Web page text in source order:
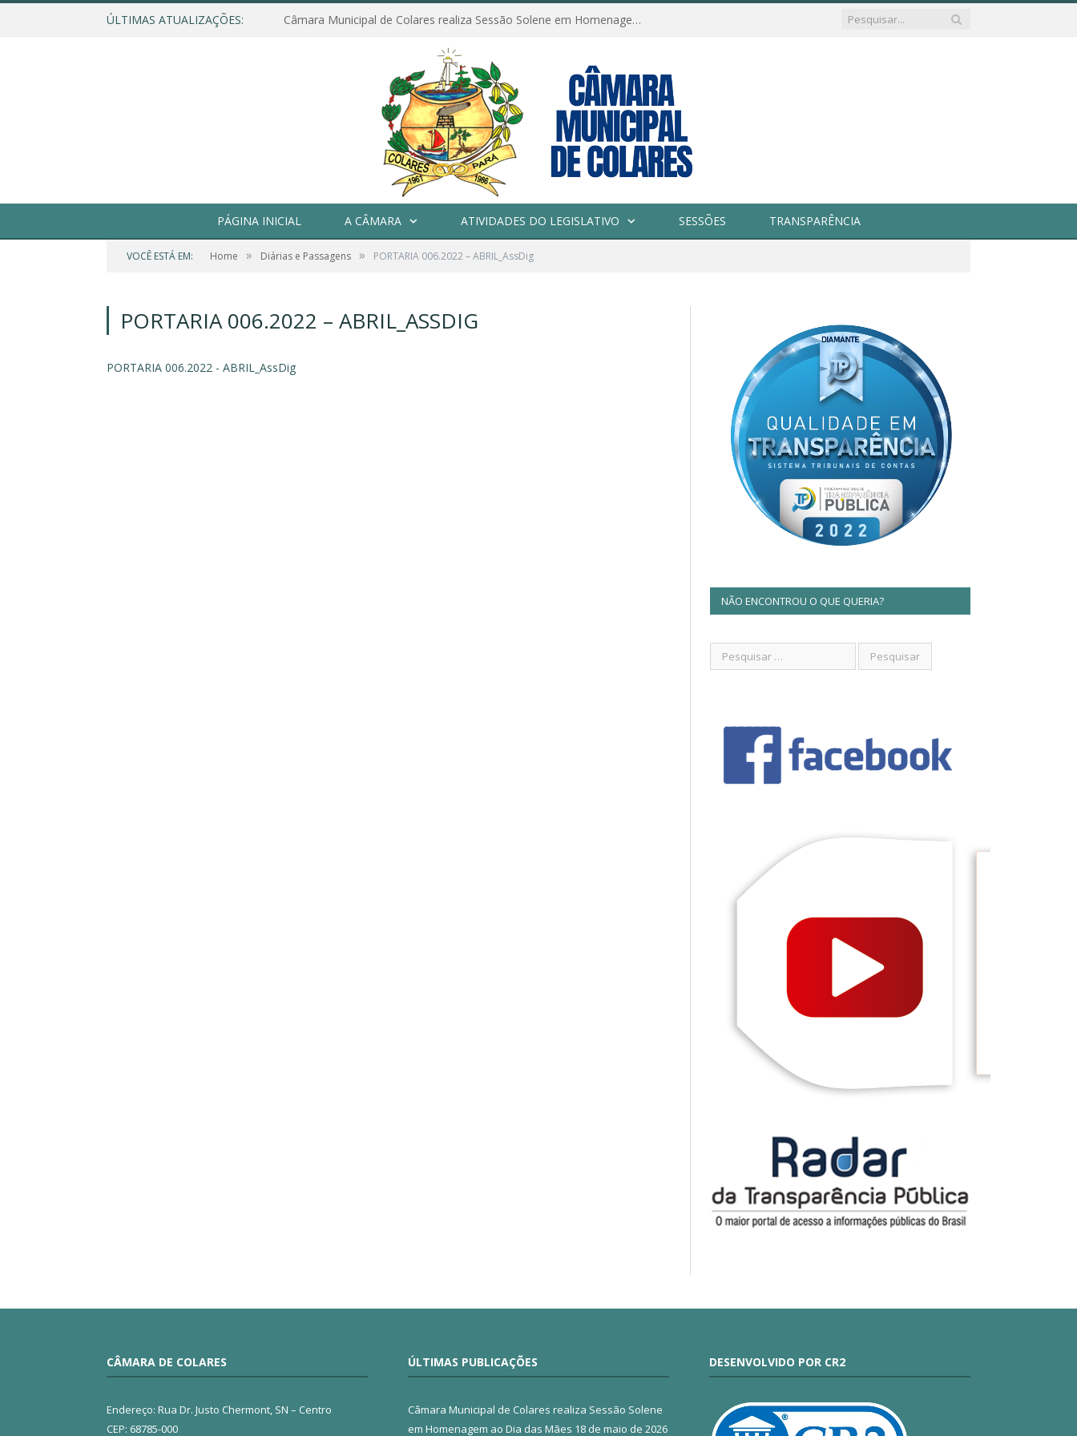
ÚLTIMAS ATUALIZAÇÕES: Câmara Municipal de Colares realiza Sessão Solene em Homenagem ao Dia das Mães
PÁGINA INICIAL A CÂMARA ATIVIDADES DO LEGISLATIVO SESSÕES TRANSPARÊNCIA
VOCÊ ESTÁ EM: Home » Diárias e Passagens » PORTARIA 006.2022 – ABRIL_AssDig
PORTARIA 006.2022 – ABRIL_ASSDIG
PORTARIA 006.2022 - ABRIL_AssDig
NÃO ENCONTROU O QUE QUERIA?
CÂMARA DE COLARES
Endereço: Rua Dr. Justo Chermont, SN – Centro
CEP: 68785-000
ÚLTIMAS PUBLICAÇÕES
Câmara Municipal de Colares realiza Sessão Solene
em Homenagem ao Dia das Mães 18 de maio de 2026
DESENVOLVIDO POR CR2